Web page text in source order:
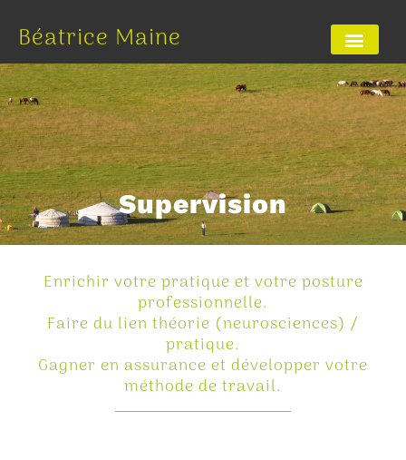
Béatrice Maine
Supervision
Enrichir votre pratique et votre posture
professionnelle.
Faire du lien théorie (neurosciences) /
pratique.
Gagner en assurance et développer votre
méthode de travail.